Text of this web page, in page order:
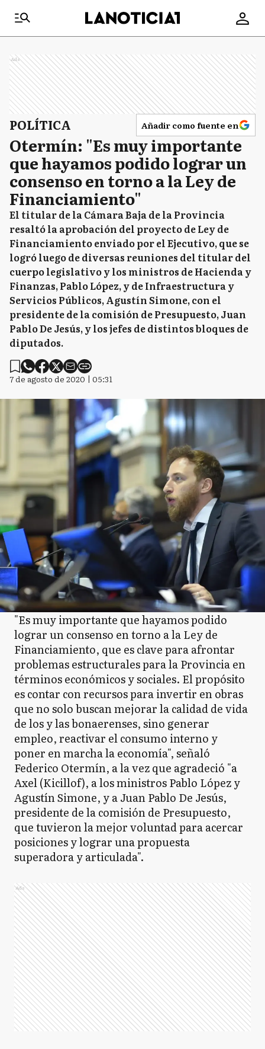
Ads
POLÍTICA Añadir como fuente en
Otermín: "Es muy importante
que hayamos podido lograr un
consenso en torno a la Ley de
Financiamiento"
El titular de la Cámara Baja de la Provincia
resaltó la aprobación del proyecto de Ley de
Financiamiento enviado por el Ejecutivo, que se
logró luego de diversas reuniones del titular del
cuerpo legislativo y los ministros de Hacienda y
Finanzas, Pablo López, y de Infraestructura y
Servicios Públicos, Agustín Simone, con el
presidente de la comisión de Presupuesto, Juan
Pablo De Jesús, y los jefes de distintos bloques de
diputados.
7 de agosto de 2020 | 05:31
"Es muy importante que hayamos podido
lograr un consenso en torno a la Ley de
Financiamiento, que es clave para afrontar
problemas estructurales para la Provincia en
términos económicos y sociales. El propósito
es contar con recursos para invertir en obras
que no solo buscan mejorar la calidad de vida
de los y las bonaerenses, sino generar
empleo, reactivar el consumo interno y
poner en marcha la economía", señaló
Federico Otermín, a la vez que agradeció "a
Axel (Kicillof), a los ministros Pablo López y
Agustín Simone, y a Juan Pablo De Jesús,
presidente de la comisión de Presupuesto,
que tuvieron la mejor voluntad para acercar
posiciones y lograr una propuesta
superadora y articulada".
Ads